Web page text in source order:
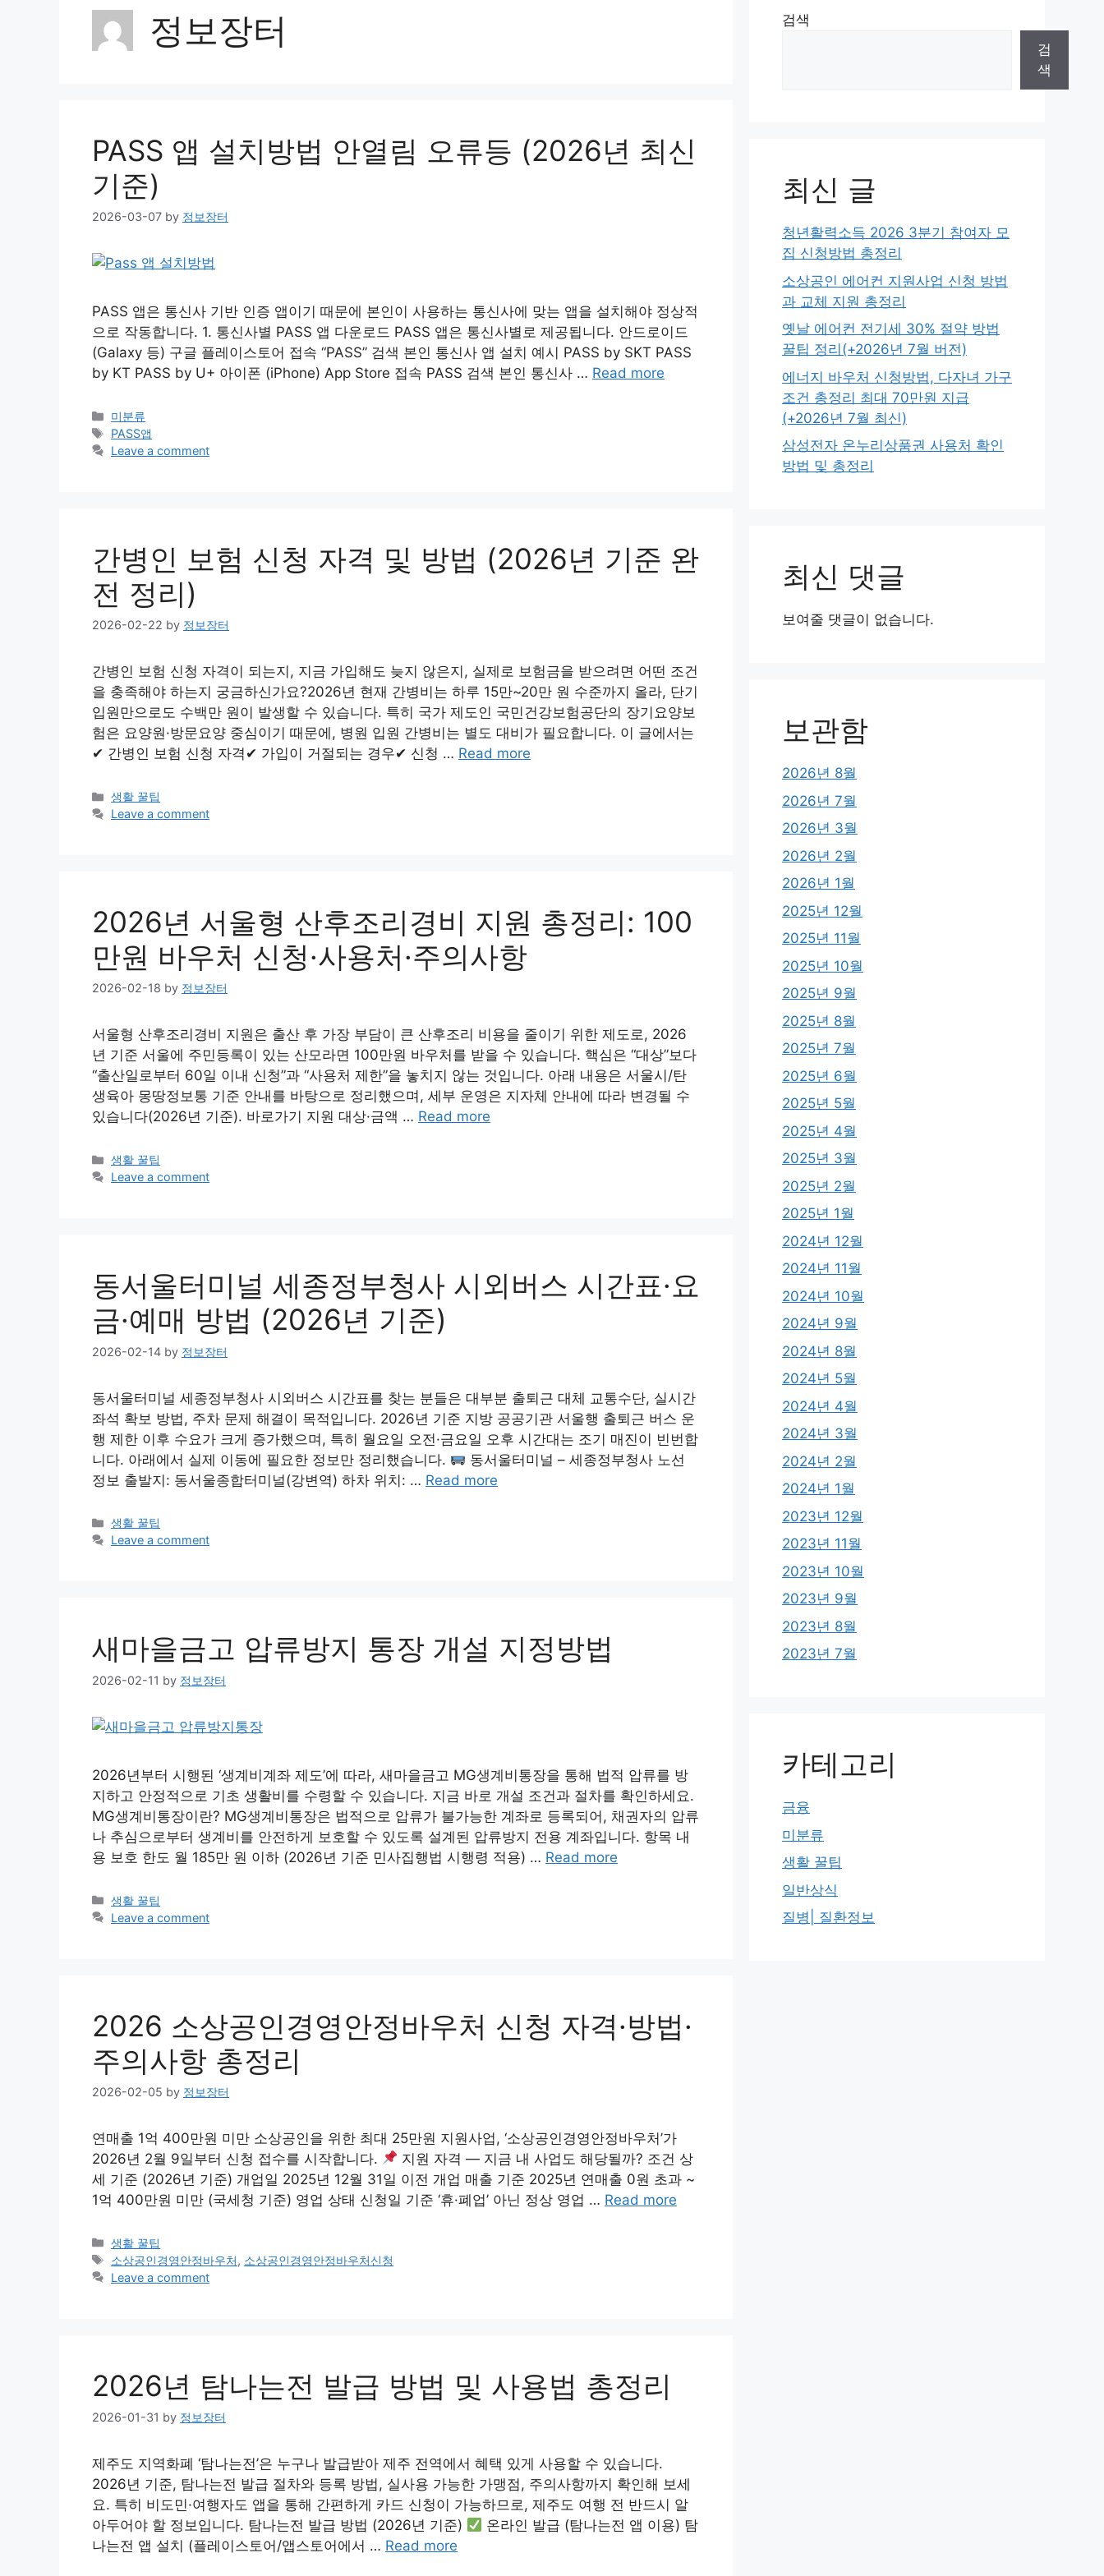
정보장터
PASS 앱 설치방법 안열림 오류등 (2026년 최신
기준)
2026-03-07 by 정보장터
PASS 앱은 통신사 기반 인증 앱이기 때문에 본인이 사용하는 통신사에 맞는 앱을 설치해야 정상적
으로 작동합니다. 1. 통신사별 PASS 앱 다운로드 PASS 앱은 통신사별로 제공됩니다. 안드로이드
(Galaxy 등) 구글 플레이스토어 접속 “PASS” 검색 본인 통신사 앱 설치 예시 PASS by SKT PASS
by KT PASS by U+ 아이폰 (iPhone) App Store 접속 PASS 검색 본인 통신사 … Read more
Categories
미분류
Tags
PASS앱
Leave a comment
간병인 보험 신청 자격 및 방법 (2026년 기준 완
전 정리)
2026-02-22 by 정보장터
간병인 보험 신청 자격이 되는지, 지금 가입해도 늦지 않은지, 실제로 보험금을 받으려면 어떤 조건
을 충족해야 하는지 궁금하신가요?2026년 현재 간병비는 하루 15만~20만 원 수준까지 올라, 단기
입원만으로도 수백만 원이 발생할 수 있습니다. 특히 국가 제도인 국민건강보험공단의 장기요양보
험은 요양원·방문요양 중심이기 때문에, 병원 입원 간병비는 별도 대비가 필요합니다. 이 글에서는
✔ 간병인 보험 신청 자격✔ 가입이 거절되는 경우✔ 신청 … Read more
Categories
생활 꿀팁
Leave a comment
2026년 서울형 산후조리경비 지원 총정리: 100
만원 바우처 신청·사용처·주의사항
2026-02-18 by 정보장터
서울형 산후조리경비 지원은 출산 후 가장 부담이 큰 산후조리 비용을 줄이기 위한 제도로, 2026
년 기준 서울에 주민등록이 있는 산모라면 100만원 바우처를 받을 수 있습니다. 핵심은 “대상”보다
“출산일로부터 60일 이내 신청”과 “사용처 제한”을 놓치지 않는 것입니다. 아래 내용은 서울시/탄
생육아 몽땅정보통 기준 안내를 바탕으로 정리했으며, 세부 운영은 지자체 안내에 따라 변경될 수
있습니다(2026년 기준). 바로가기 지원 대상·금액 … Read more
Categories
생활 꿀팁
Leave a comment
동서울터미널 세종정부청사 시외버스 시간표·요
금·예매 방법 (2026년 기준)
2026-02-14 by 정보장터
동서울터미널 세종정부청사 시외버스 시간표를 찾는 분들은 대부분 출퇴근 대체 교통수단, 실시간
좌석 확보 방법, 주차 문제 해결이 목적입니다. 2026년 기준 지방 공공기관 서울행 출퇴근 버스 운
행 제한 이후 수요가 크게 증가했으며, 특히 월요일 오전·금요일 오후 시간대는 조기 매진이 빈번합
니다. 아래에서 실제 이동에 필요한 정보만 정리했습니다.
동서울터미널 – 세종정부청사 노선
정보 출발지: 동서울종합터미널(강변역) 하차 위치: … Read more
Categories
생활 꿀팁
Leave a comment
새마을금고 압류방지 통장 개설 지정방법
2026-02-11 by 정보장터
2026년부터 시행된 ‘생계비계좌 제도’에 따라, 새마을금고 MG생계비통장을 통해 법적 압류를 방
지하고 안정적으로 기초 생활비를 수령할 수 있습니다. 지금 바로 개설 조건과 절차를 확인하세요.
MG생계비통장이란? MG생계비통장은 법적으로 압류가 불가능한 계좌로 등록되어, 채권자의 압류
나 추심으로부터 생계비를 안전하게 보호할 수 있도록 설계된 압류방지 전용 계좌입니다. 항목 내
용 보호 한도 월 185만 원 이하 (2026년 기준 민사집행법 시행령 적용) … Read more
Categories
생활 꿀팁
Leave a comment
2026 소상공인경영안정바우처 신청 자격·방법·
주의사항 총정리
2026-02-05 by 정보장터
연매출 1억 400만원 미만 소상공인을 위한 최대 25만원 지원사업, ‘소상공인경영안정바우처’가
2026년 2월 9일부터 신청 접수를 시작합니다.
지원 자격 — 지금 내 사업도 해당될까? 조건 상
세 기준 (2026년 기준) 개업일 2025년 12월 31일 이전 개업 매출 기준 2025년 연매출 0원 초과 ~
1억 400만원 미만 (국세청 기준) 영업 상태 신청일 기준 ‘휴·폐업’ 아닌 정상 영업 … Read more
Categories
생활 꿀팁
Tags
소상공인경영안정바우처, 소상공인경영안정바우처신청
Leave a comment
2026년 탐나는전 발급 방법 및 사용법 총정리
2026-01-31 by 정보장터
제주도 지역화폐 ‘탐나는전’은 누구나 발급받아 제주 전역에서 혜택 있게 사용할 수 있습니다.
2026년 기준, 탐나는전 발급 절차와 등록 방법, 실사용 가능한 가맹점, 주의사항까지 확인해 보세
요. 특히 비도민·여행자도 앱을 통해 간편하게 카드 신청이 가능하므로, 제주도 여행 전 반드시 알
아두어야 할 정보입니다. 탐나는전 발급 방법 (2026년 기준)
온라인 발급 (탐나는전 앱 이용) 탐
나는전 앱 설치 (플레이스토어/앱스토어에서 … Read more
검색
검
색
최신 글
청년활력소득 2026 3분기 참여자 모
집 신청방법 총정리
소상공인 에어컨 지원사업 신청 방법
과 교체 지원 총정리
옛날 에어컨 전기세 30% 절약 방법
꿀팁 정리(+2026년 7월 버전)
에너지 바우처 신청방법, 다자녀 가구
조건 총정리 최대 70만원 지급
(+2026년 7월 최신)
삼성전자 온누리상품권 사용처 확인
방법 및 총정리
최신 댓글
보여줄 댓글이 없습니다.
보관함
2026년 8월
2026년 7월
2026년 3월
2026년 2월
2026년 1월
2025년 12월
2025년 11월
2025년 10월
2025년 9월
2025년 8월
2025년 7월
2025년 6월
2025년 5월
2025년 4월
2025년 3월
2025년 2월
2025년 1월
2024년 12월
2024년 11월
2024년 10월
2024년 9월
2024년 8월
2024년 5월
2024년 4월
2024년 3월
2024년 2월
2024년 1월
2023년 12월
2023년 11월
2023년 10월
2023년 9월
2023년 8월
2023년 7월
카테고리
금융
미분류
생활 꿀팁
일반상식
질병| 질환정보